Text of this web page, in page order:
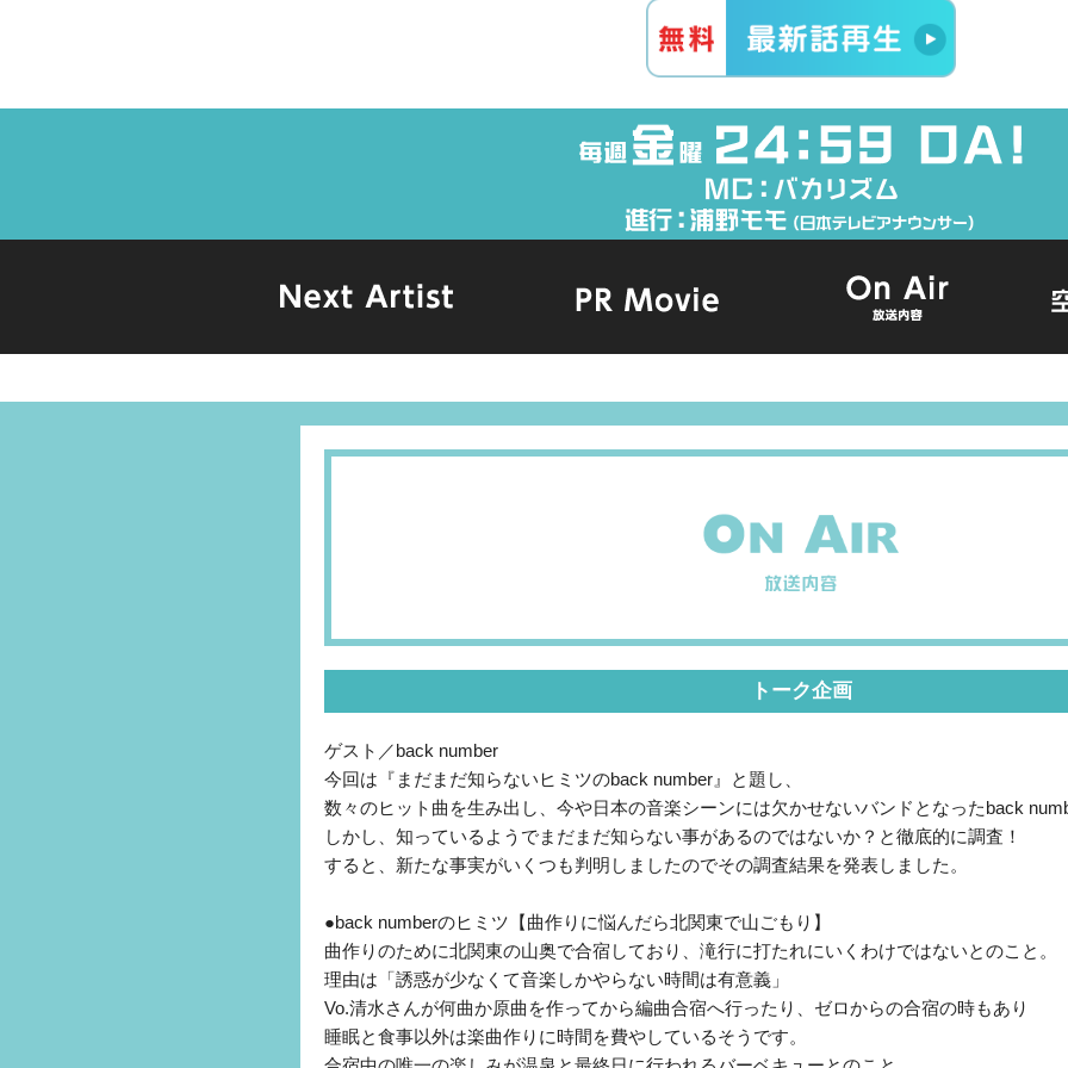
トーク企画
ゲスト／back number
今回は『まだまだ知らないヒミツのback number』と題し、
数々のヒット曲を生み出し、今や日本の音楽シーンには欠かせないバンドとなったback
しかし、知っているようでまだまだ知らない事があるのではないか？と徹底的に調査！
すると、新たな事実がいくつも判明しましたのでその調査結果を発表しました。
●back numberのヒミツ【曲作りに悩んだら北関東で山ごもり】
曲作りのために北関東の山奥で合宿しており、滝行に打たれにいくわけではないとのこと。
理由は「誘惑が少なくて音楽しかやらない時間は有意義」
Vo.清水さんが何曲か原曲を作ってから編曲合宿へ行ったり、ゼロからの合宿の時もあり
睡眠と食事以外は楽曲作りに時間を費やしているそうです。